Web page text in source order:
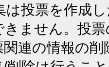
は投票を作成
ません。投
関連の情報の